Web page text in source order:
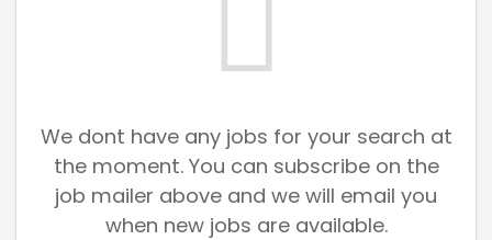
We dont have any jobs for your search at
the moment. You can subscribe on the
job mailer above and we will email you
when new jobs are available.